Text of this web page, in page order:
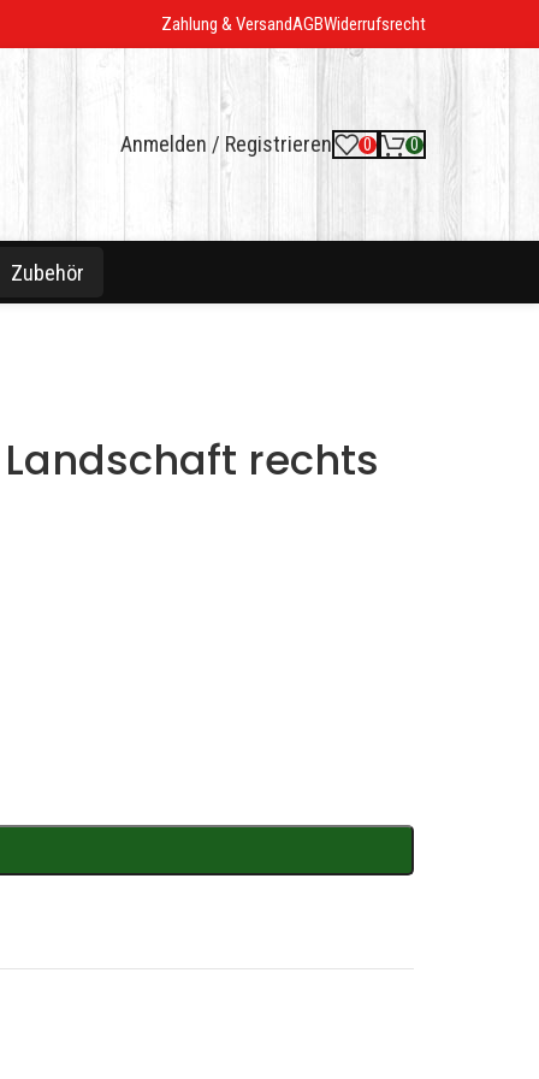
Zahlung & VersandAGBWiderrufsrecht
Anmelden / Registrieren 0 0
Zubehör
rechts